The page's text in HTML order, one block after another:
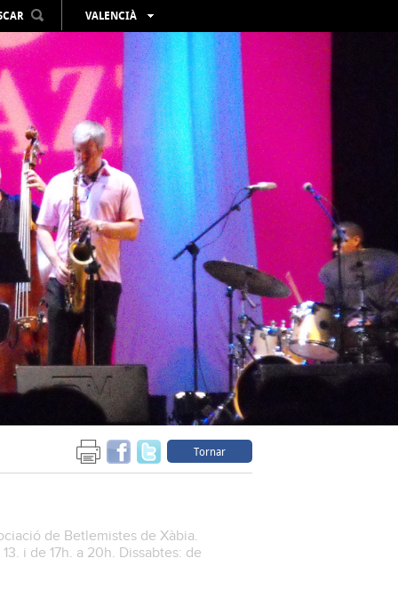
VALENCIÀ
ESPAÑOL
ENGLISH
FRANÇAIS
DEUTSCH
РУССКИЙ
Tornar
de Betlemistes de Xàbia.
i de 17h. a 20h. Dissabtes: de